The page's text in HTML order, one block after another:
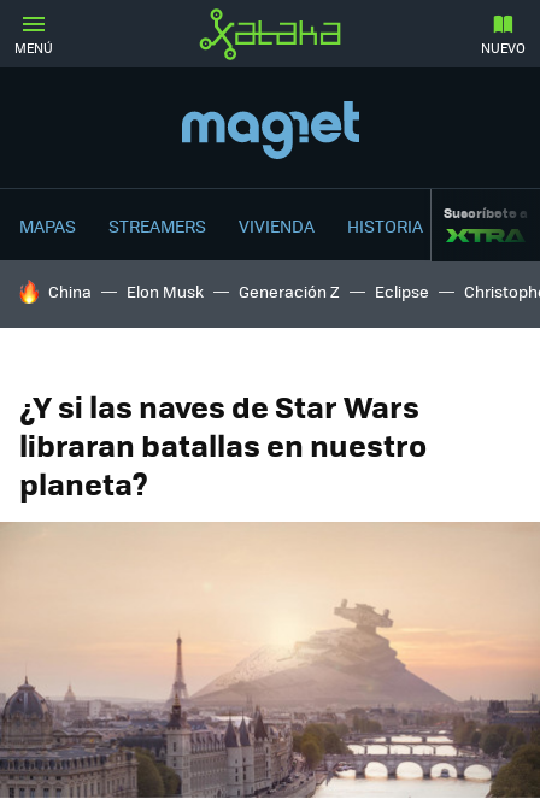
MENÚ NUEVO
MAPAS STREAMERS VIVIENDA HISTORIA Suscríbete a
HOY SE HABLA DE
China Elon Musk Generación Z Eclipse
¿Y si las naves de Star Wars
libraran batallas en nuestro
planeta?